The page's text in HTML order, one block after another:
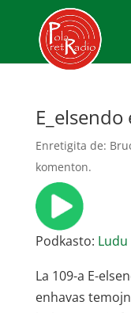
Enretigita de:
komenton.
Podkasto:
La 109-a E-
enhavas